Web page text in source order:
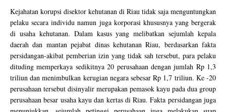
Kejahatan korupsi disektor kehutanan di Riau tidak saja menguntungkan
pelaku secara individu namun juga korporasi khususnya yang bergerak
di usaha kehutanan. Dalam kasus yang melibatkan sejumlah kepala
daerah dan mantan pejabat dinas kehutanan Riau, berdasarkan fakta
persidangan-akibat pemberian izin yang tidak sah tersebut, para pelaku
dituding memperkaya sedikitnya 20 perusahaan dengan jumlah Rp 1,3
triliun dan menimbulkan kerugian negara sebesar Rp 1,7 triliun. Ke -20
perusahaan tersebut disinyalir merupakan pemasok kayu pada dua group
perusahaan besar usaha kayu dan kertas di Riau. Fakta persidangan juga